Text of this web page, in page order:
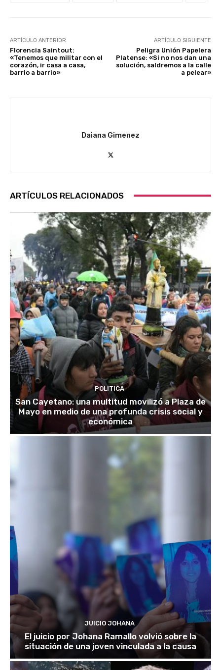
ARTÍCULO ANTERIOR
Florencia Saintout:
«Tenemos que militar con el
corazón, ir casa a casa,
barrio a barrio»
ARTÍCULO SIGUIENTE
Peligra Unión Papelera
Platense: «Si no nos dan una
solución, saldremos a la calle
a pelear»
Daiana Gimenez
ARTÍCULOS RELACIONADOS
POLITICA
San Cayetano: una multitud movilizó a Plaza de
Mayo en medio de una profunda crisis social y
económica
JUICIO JOHANA
El juicio por Johana Ramallo volvió sobre la
situación de una joven vinculada a la causa